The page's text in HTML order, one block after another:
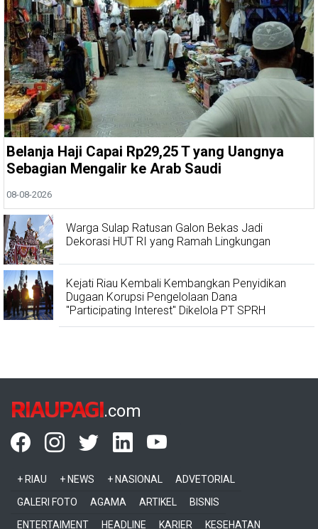
Belanja Haji Capai Rp29,25 T yang Uangnya
Sebagian Mengalir ke Arab Saudi
08-08-2026
Warga Sulap Ratusan Galon Bekas Jadi
Dekorasi HUT RI yang Ramah Lingkungan
Kejati Riau Kembali Kembangkan Penyidikan
Dugaan Korupsi Pengelolaan Dana
"Participating Interest" Dikelola PT SPRH
RIAUPAGI.com
+ RIAU + NEWS + NASIONAL
ADVETORIAL
GALERI FOTO
AGAMA ARTIKEL
BISNIS
ENTERTAIMENT
HEADLINE KARIER KESEHATAN